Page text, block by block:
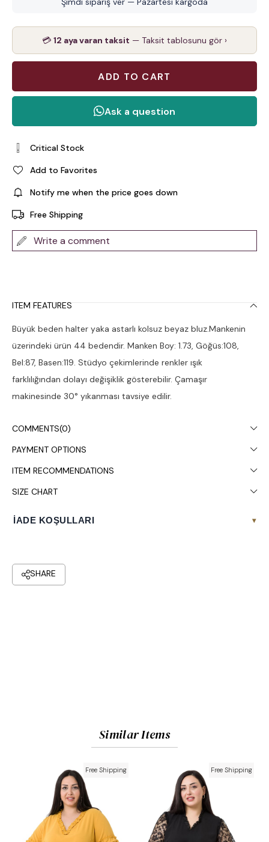
💳 12 aya varan taksit — Taksit tablosunu gör ›
Critical Stock
Add to Favorites
Notify me when the price goes down
Free Shipping
Write a comment
ITEM FEATURES
Büyük beden halter yaka astarlı kolsuz beyaz bluz.Mankenin
üzerindeki ürün 44 bedendir. Manken Boy: 1.73, Göğüs:108,
Bel:87, Basen:119. Stüdyo çekimlerinde renkler ışık
farklılığından dolayı değişiklik gösterebilir. Çamaşır
makinesinde 30° yıkanması tavsiye edilir.
COMMENTS(0)
PAYMENT OPTIONS
ITEM RECOMMENDATIONS
SIZE CHART
İADE KOŞULLARI ▾
Similar Items
Free Shipping Free Shipping